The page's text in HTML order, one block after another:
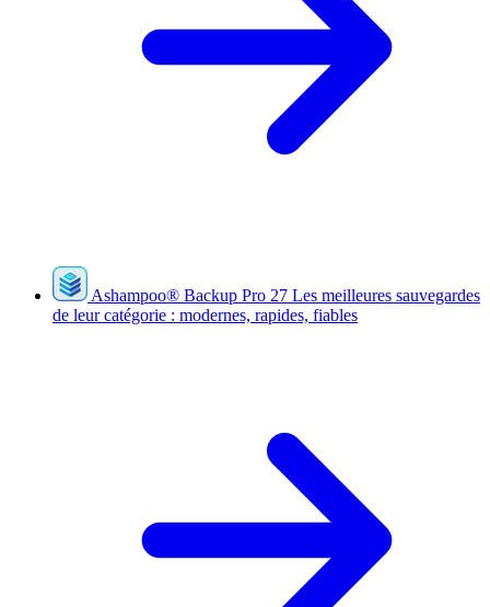
Ashampoo® Backup Pro 27 Les meilleures sauvegardes
de leur catégorie : modernes, rapides, fiables